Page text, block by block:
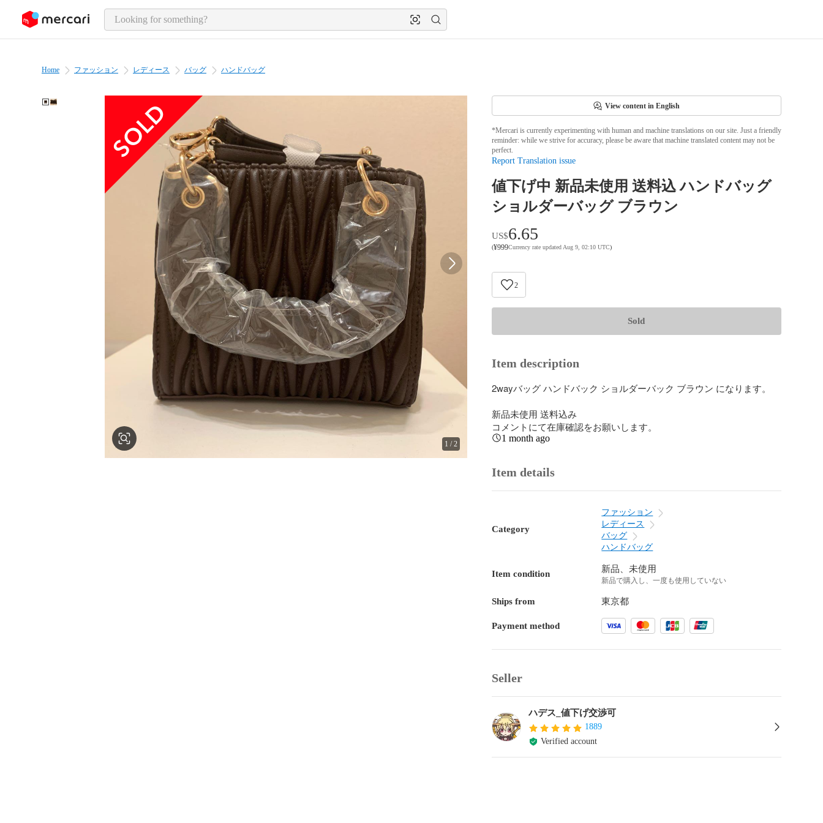
page content
Home ファッション レディース バッグ ハンドバッグ
1 /2
View content in English
*Mercari is currently experimenting with human and machine translations on our site. Just a friendly
reminder: while we strive for accuracy, please be aware that machine translated content may not be
perfect.
Report Translation issue
値下げ中 新品未使用 送料込 ハンドバッグ
ショルダーバッグ ブラウン
US$6.65
(¥999Currency rate updated Aug 9, 02:10 UTC)
2
Sold
Item description
2wayバッグ ハンドバック ショルダーバック ブラウン になります。
新品未使用 送料込み
コメントにて在庫確認をお願いします。
1 month ago
Item details
Category
ファッション
レディース
バッグ
ハンドバッグ
Item condition 新品、未使用
新品で購入し、一度も使用していない
Ships from 東京都
Payment method
Seller
ハデス_値下げ交渉可
1889
Verified account